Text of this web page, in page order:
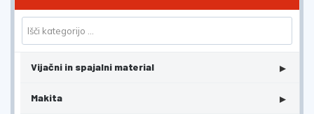
Vijačni in spajalni material ▸
Makita ▸